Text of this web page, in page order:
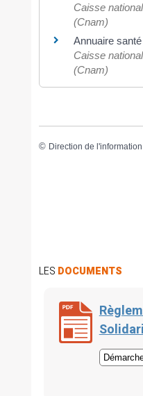
Caisse
(Cnam)
Annuaire
Caisse
(Cnam)
© Direction de
LES DOCUMENTS